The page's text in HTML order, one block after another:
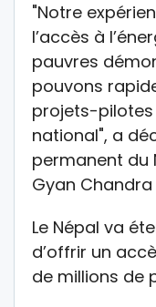
"Notre
l’accès à
pauvres
pouvons
projets-
national", a
permanent du
Gyan
Le Népal va
d’offrir un
de millions de